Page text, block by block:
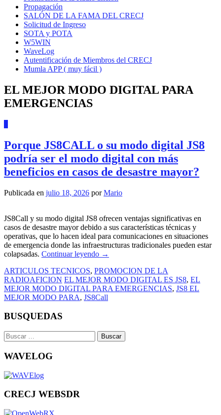
Propagación
SALÓN DE LA FAMA DEL CRECJ
Solicitud de Ingreso
SOTA y POTA
W5WIN
WaveLog
Autentificación de Miembros del CRECJ
Mumla APP ( muy fácil )
EL MEJOR MODO DIGITAL PARA
EMERGENCIAS
Porque JS8CALL o su modo digital JS8
podría ser el modo digital con más
beneficios en casos de desastre mayor?
Publicada en julio 18, 2026 porMario
JS8Call y su modo digital JS8 ofrecen ventajas significativas en
casos de desastre mayor debido a sus características técnicas y
operativas, que lo hacen ideal para comunicaciones en situaciones
de emergencia donde las infraestructuras tradicionales pueden estar
colapsadas. Continuar leyendo →
ARTICULOS TECNICOS, PROMOCION DE LA
RADIOAFICION EL MEJOR MODO DIGITAL ES JS8, EL
MEJOR MODO DIGITAL PARA EMERGENCIAS, JS8 EL
MEJOR MODO PARA, JS8Call
BUSQUEDAS
Buscar:
WAVELOG
CRECJ WEBSDR